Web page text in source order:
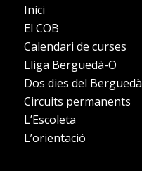
Inici
El COB
Calendari de curses
Lliga Berguedà-O
Dos dies del Berguedà
Circuits permanents
L’Escoleta
L’orientació